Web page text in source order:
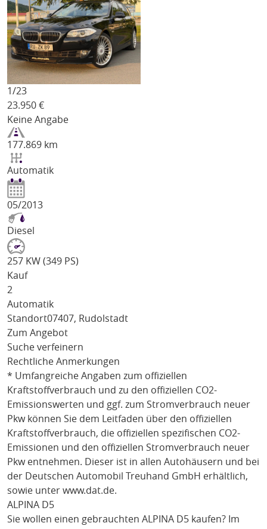
1/23
23.950 €
Keine Angabe
177.869 km
Automatik
05/2013
Diesel
257 KW (349 PS)
Kauf
2
Automatik
Standort07407, Rudolstadt
Zum Angebot
Suche verfeinern
Rechtliche Anmerkungen
* Umfangreiche Angaben zum offiziellen
Kraftstoffverbrauch und zu den offiziellen CO2-
Emissionswerten und ggf. zum Stromverbrauch neuer
Pkw können Sie dem Leitfaden über den offiziellen
Kraftstoffverbrauch, die offiziellen spezifischen CO2-
Emissionen und den offiziellen Stromverbrauch neuer
Pkw entnehmen. Dieser ist in allen Autohäusern und bei
der Deutschen Automobil Treuhand GmbH erhältlich,
sowie unter www.dat.de.
ALPINA D5
Sie wollen einen gebrauchten ALPINA D5 kaufen? Im